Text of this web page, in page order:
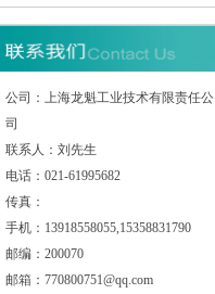
公司：上海龙魁工业技术有限责任公
司
联系人：刘先生
电话：021-61995682
传真：
手机：13918558055,15358831790
邮编：200070
邮箱：770800751@qq.com